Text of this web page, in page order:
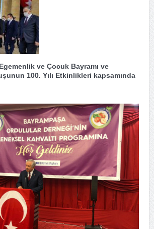
ve Çocuk Bayramı ve
100. Yılı Etkinlikleri kapsamında